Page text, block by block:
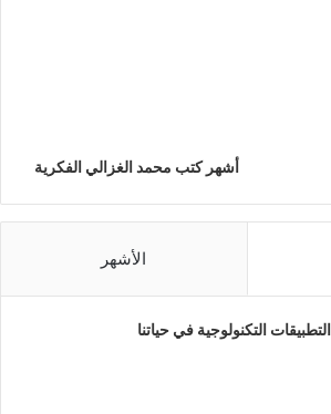
أشهر كتب محمد الغزالي الفكرية
الأشهر
التطبيقات التكنولوجية في حياتنا